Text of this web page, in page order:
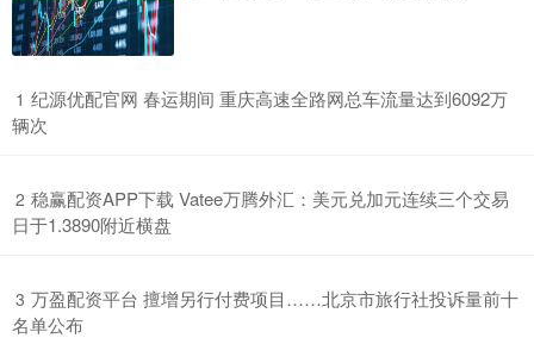
1 ​纪源优配官网 春运期间 重庆高速全路网总车流量达到6092万
辆次
2 ​稳赢配资APP下载 Vatee万腾外汇：美元兑加元连续三个交易
日于1.3890附近横盘
3 ​万盈配资平台 擅增另行付费项目……北京市旅行社投诉量前十
名单公布